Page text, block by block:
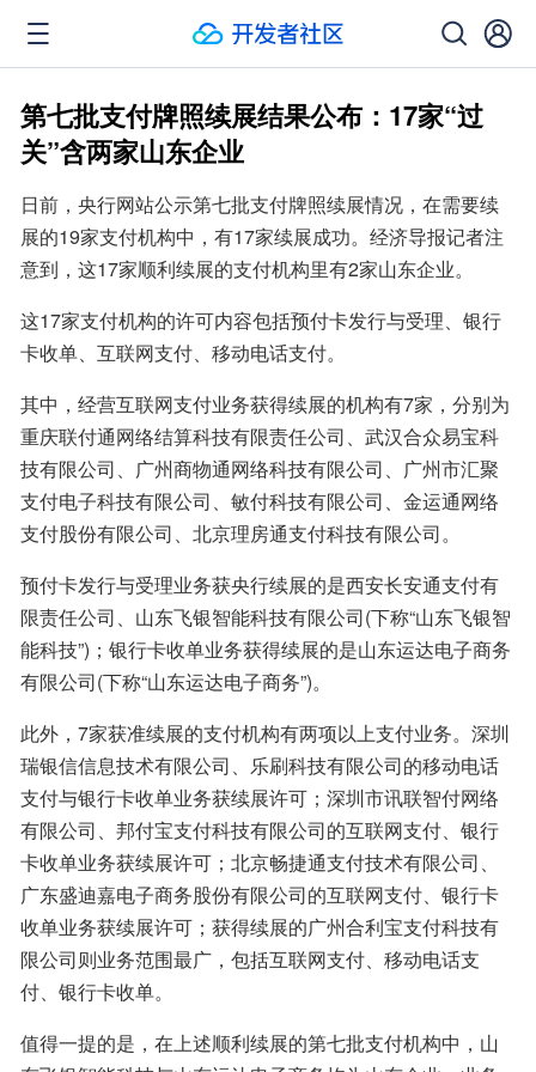
第七批支付牌照续展结果公布：17家“过
关”含两家山东企业
日前，央行网站公示第七批支付牌照续展情况，在需要续
展的19家支付机构中，有17家续展成功。经济导报记者注
意到，这17家顺利续展的支付机构里有2家山东企业。
这17家支付机构的许可内容包括预付卡发行与受理、银行
卡收单、互联网支付、移动电话支付。
其中，经营互联网支付业务获得续展的机构有7家，分别为
重庆联付通网络结算科技有限责任公司、武汉合众易宝科
技有限公司、广州商物通网络科技有限公司、广州市汇聚
支付电子科技有限公司、敏付科技有限公司、金运通网络
支付股份有限公司、北京理房通支付科技有限公司。
预付卡发行与受理业务获央行续展的是西安长安通支付有
限责任公司、山东飞银智能科技有限公司(下称“山东飞银智
能科技”)；银行卡收单业务获得续展的是山东运达电子商务
有限公司(下称“山东运达电子商务”)。
此外，7家获准续展的支付机构有两项以上支付业务。深圳
瑞银信信息技术有限公司、乐刷科技有限公司的移动电话
支付与银行卡收单业务获续展许可；深圳市讯联智付网络
有限公司、邦付宝支付科技有限公司的互联网支付、银行
卡收单业务获续展许可；北京畅捷通支付技术有限公司、
广东盛迪嘉电子商务股份有限公司的互联网支付、银行卡
收单业务获续展许可；获得续展的广州合利宝支付科技有
限公司则业务范围最广，包括互联网支付、移动电话支
付、银行卡收单。
值得一提的是，在上述顺利续展的第七批支付机构中，山